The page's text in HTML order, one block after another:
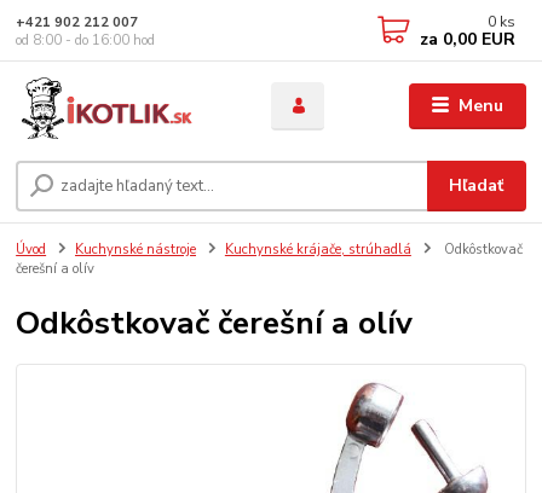
Menu
Hľadať
+421 902 212 007
od 8:00 - do 16:00 hod
0 ks
za 0,00 EUR
Úvod Kuchynské nástroje Kuchynské krájače, strúhadlá
Odkôstkovač
čerešní a olív
Odkôstkovač čerešní a olív